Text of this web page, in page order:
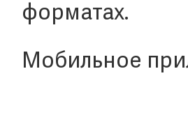
форматах.
Мобильное